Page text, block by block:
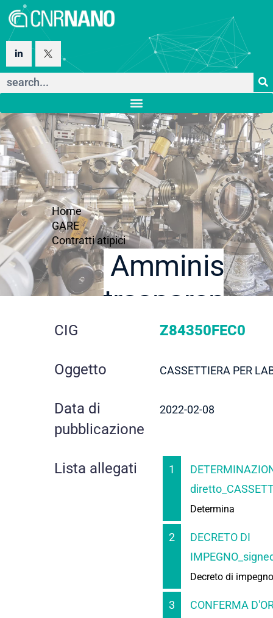
Home
GARE
Contratti atipici
trasparente
dettaglio
gara
CIG Z84350FEC0
Oggetto CASSETTIERA PER
Data di
pubblicazione
2022-02-08
Lista allegati 1
Determina
2
DECRETO DI
Decreto di impegno
3 CONFERMA